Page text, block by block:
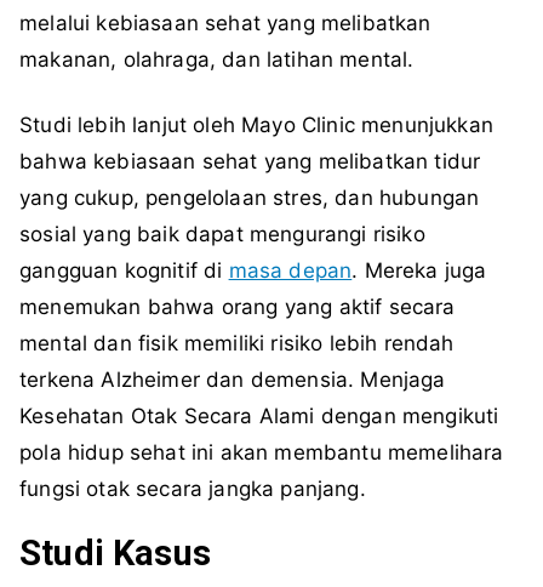
melalui kebiasaan sehat yang melibatkan
makanan, olahraga, dan latihan mental.
Studi lebih lanjut oleh Mayo Clinic menunjukkan
bahwa kebiasaan sehat yang melibatkan tidur
yang cukup, pengelolaan stres, dan hubungan
sosial yang baik dapat mengurangi risiko
gangguan kognitif di masa depan. Mereka juga
menemukan bahwa orang yang aktif secara
mental dan fisik memiliki risiko lebih rendah
terkena Alzheimer dan demensia. Menjaga
Kesehatan Otak Secara Alami dengan mengikuti
pola hidup sehat ini akan membantu memelihara
fungsi otak secara jangka panjang.
Studi Kasus